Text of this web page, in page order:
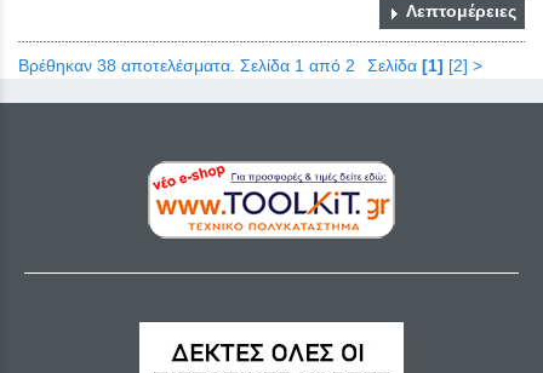
Λεπτομέρειες
Βρέθηκαν 38 αποτελέσματα. Σελίδα 1 από 2 Σελίδα [1] [2] >